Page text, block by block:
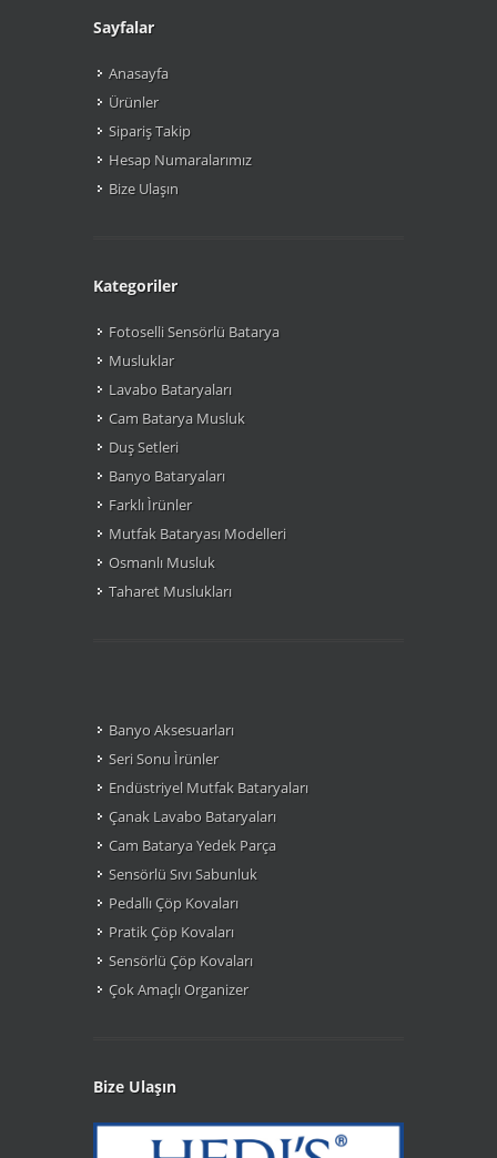
Sayfalar
Anasayfa
Ürünler
Sipariş Takip
Hesap Numaralarımız
Bize Ulaşın
Kategoriler
Fotoselli Sensörlü Batarya
Musluklar
Lavabo Bataryaları
Cam Batarya Musluk
Duş Setleri
Banyo Bataryaları
Farklı Ìrünler
Mutfak Bataryası Modelleri
Osmanlı Musluk
Taharet Muslukları
Banyo Aksesuarları
Seri Sonu Ìrünler
Endüstriyel Mutfak Bataryaları
Çanak Lavabo Bataryaları
Cam Batarya Yedek Parça
Sensörlü Sıvı Sabunluk
Pedallı Çöp Kovaları
Pratik Çöp Kovaları
Sensörlü Çöp Kovaları
Çok Amaçlı Organizer
Bize Ulaşın